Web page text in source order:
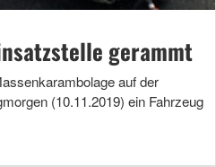
gerammt
auf der
(10.11.2019) ein Fahrzeug